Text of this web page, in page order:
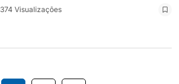
374 Visualizações